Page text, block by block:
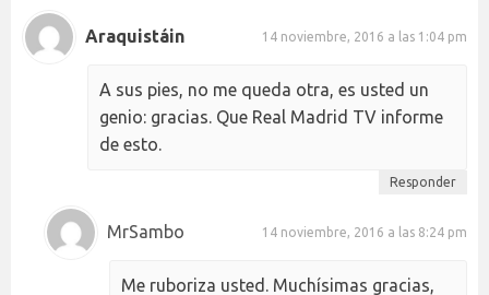
Araquistáin 14 noviembre, 2016 a las 1:04 pm
A sus pies, no me queda otra, es usted un
genio: gracias. Que Real Madrid TV informe
de esto.
Responder
MrSambo 14 noviembre, 2016 a las 8:24 pm
Me ruboriza usted. Muchísimas gracias,